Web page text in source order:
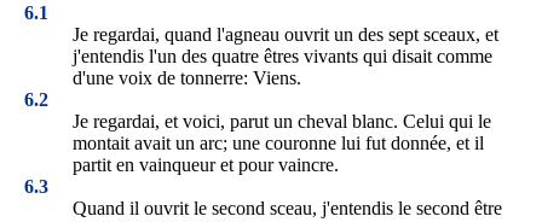
6.1
Je regardai, quand l'agneau ouvrit un des sept sceaux, et
j'entendis l'un des quatre êtres vivants qui disait comme
d'une voix de tonnerre: Viens.
6.2
Je regardai, et voici, parut un cheval blanc. Celui qui le
montait avait un arc; une couronne lui fut donnée, et il
partit en vainqueur et pour vaincre.
6.3
Quand il ouvrit le second sceau, j'entendis le second être